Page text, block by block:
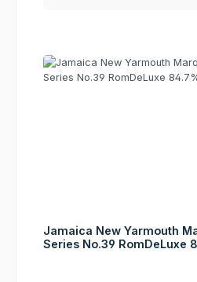
Jamaica New Yarmouth
Series No.39 RomDeLuxe